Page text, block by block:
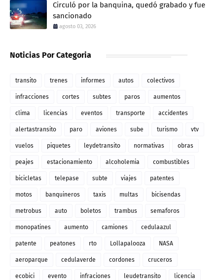
Circuló por la banquina, quedó grabado y fue
sancionado
agosto 03, 2026
Noticias Por Categoria
transito trenes informes autos colectivos
infracciones cortes subtes paros aumentos
clima licencias eventos transporte accidentes
alertastransito paro aviones sube turismo vtv
vuelos piquetes leydetransito normativas obras
peajes estacionamiento alcoholemia combustibles
bicicletas telepase subte viajes patentes
motos banquineros taxis multas bicisendas
metrobus auto boletos trambus semaforos
monopatines aumento camiones cedulaazul
patente peatones rto Lollapalooza NASA
aeroparque cedulaverde cordones cruceros
ecobici evento infraciones leudetransito licencia